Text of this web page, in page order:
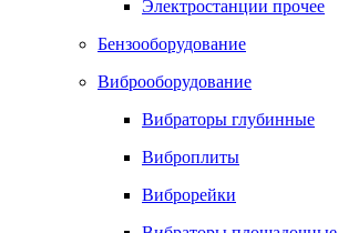
Электростанции прочее
Бензооборудование
Виброоборудование
Вибраторы глубинные
Виброплиты
Виброрейки